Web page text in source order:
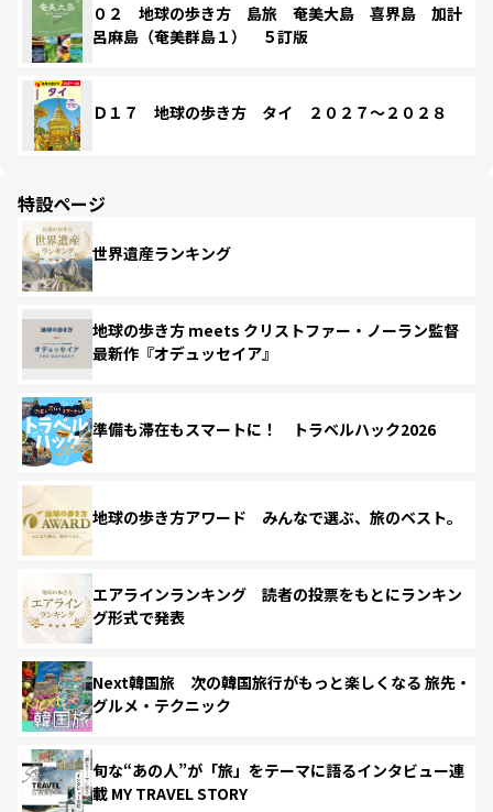
０２ 地球の歩き方 島旅 奄美大島 喜界島 加計
呂麻島（奄美群島１） ５訂版
Ｄ１７ 地球の歩き方 タイ ２０２７～２０２８
特設ページ
世界遺産ランキング
地球の歩き方 meets クリストファー・ノーラン監督
最新作『オデュッセイア』
準備も滞在もスマートに！ トラベルハック2026
地球の歩き方アワード みんなで選ぶ、旅のベスト。
エアラインランキング 読者の投票をもとにランキン
グ形式で発表
Next韓国旅 次の韓国旅行がもっと楽しくなる 旅先・
グルメ・テクニック
旬な“あの人”が「旅」をテーマに語るインタビュー連
載 MY TRAVEL STORY